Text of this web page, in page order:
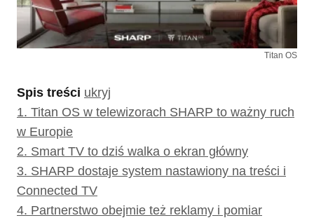
Titan OS
Spis treści ukryj
1. Titan OS w telewizorach SHARP to ważny ruch
w Europie
2. Smart TV to dziś walka o ekran główny
3. SHARP dostaje system nastawiony na treści i
Connected TV
4. Partnerstwo obejmie też reklamy i pomiar